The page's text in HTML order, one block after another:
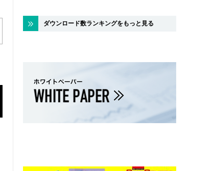
ダウンロード数ランキングをもっと見る